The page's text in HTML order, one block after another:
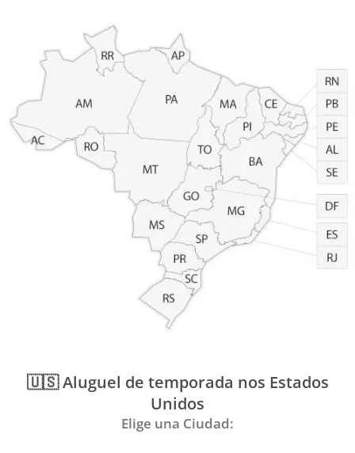
🇺🇸 Aluguel de temporada nos Estados
Unidos
Elige una Ciudad: